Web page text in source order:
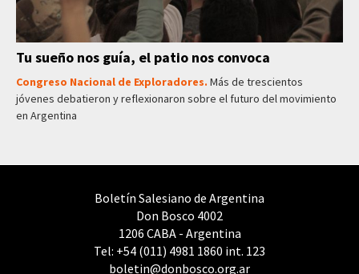
Tu sueño nos guía, el patio nos convoca
Congreso Nacional de Exploradores. Más de trescientos
jóvenes debatieron y reflexionaron sobre el futuro del movimiento
en Argentina
Boletín Salesiano de Argentina
Don Bosco 4002
1206 CABA - Argentina
Tel: +54 (011) 4981 1860 int. 123
boletin@donbosco.org.ar